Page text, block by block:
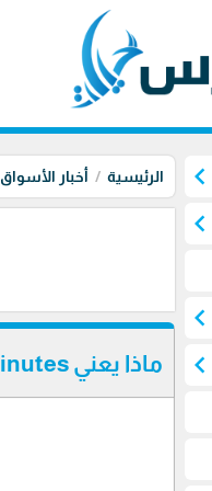
chevron_left
chevron_left
chevron_left
chevron_left
الرئيسية أخبار الأسواق
ماذا يعني FOMC Meeting Minutes وتأثيره على الدولار والذهب